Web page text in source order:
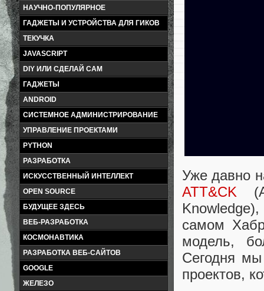
НАУЧНО-ПОПУЛЯРНОЕ
ГАДЖЕТЫ И УСТРОЙСТВА ДЛЯ ГИКОВ
ТЕКУЧКА
JAVASCRIPT
DIY ИЛИ СДЕЛАЙ САМ
ГАДЖЕТЫ
ANDROID
СИСТЕМНОЕ АДМИНИСТРИРОВАНИЕ
УПРАВЛЕНИЕ ПРОЕКТАМИ
PYTHON
РАЗРАБОТКА
ИСКУССТВЕННЫЙ ИНТЕЛЛЕКТ
OPEN SOURCE
БУДУЩЕЕ ЗДЕСЬ
ВЕБ-РАЗРАБОТКА
КОСМОНАВТИКА
РАЗРАБОТКА ВЕБ-САЙТОВ
GOOGLE
ЖЕЛЕЗО
Уже давно
ATT&CK
самом
модель,
Сегодня
проектов,